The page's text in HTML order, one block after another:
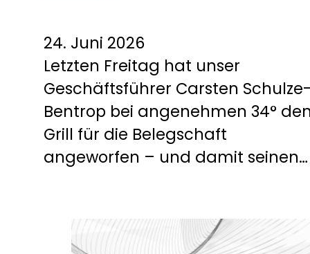
24. Juni 2026
Letzten Freitag hat unser
Geschäftsführer Carsten
Bentrop bei angenehmen 34°
Grill für die Belegschaft
angeworfen – und damit seinen…